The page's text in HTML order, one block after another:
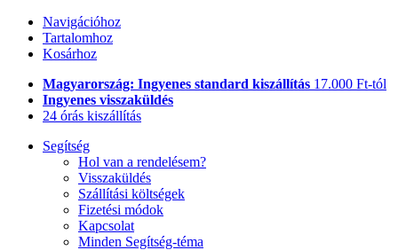
Navigációhoz
Tartalomhoz
Kosárhoz
Magyarország: Ingyenes standard kiszállítás 17.000 Ft-tól
Ingyenes visszaküldés
24 órás kiszállítás
Segítség
Hol van a rendelésem?
Visszaküldés
Szállítási költségek
Fizetési módok
Kapcsolat
Minden Segítség-téma